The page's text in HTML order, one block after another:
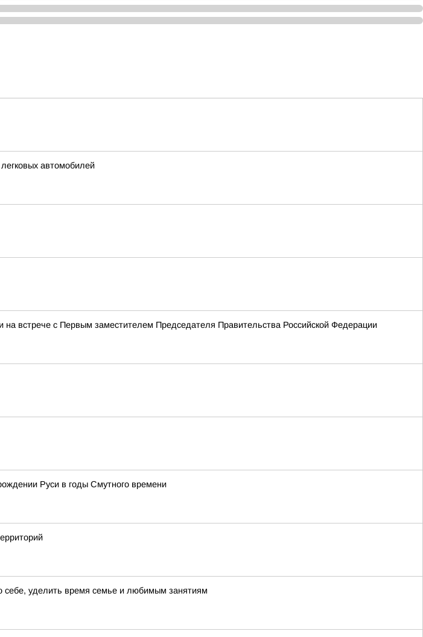
автомобилей
встрече с Первым заместителем Председателя Правительства Российской Федерации
Руси в годы Смутного времени
себе, уделить время семье и любимым занятиям